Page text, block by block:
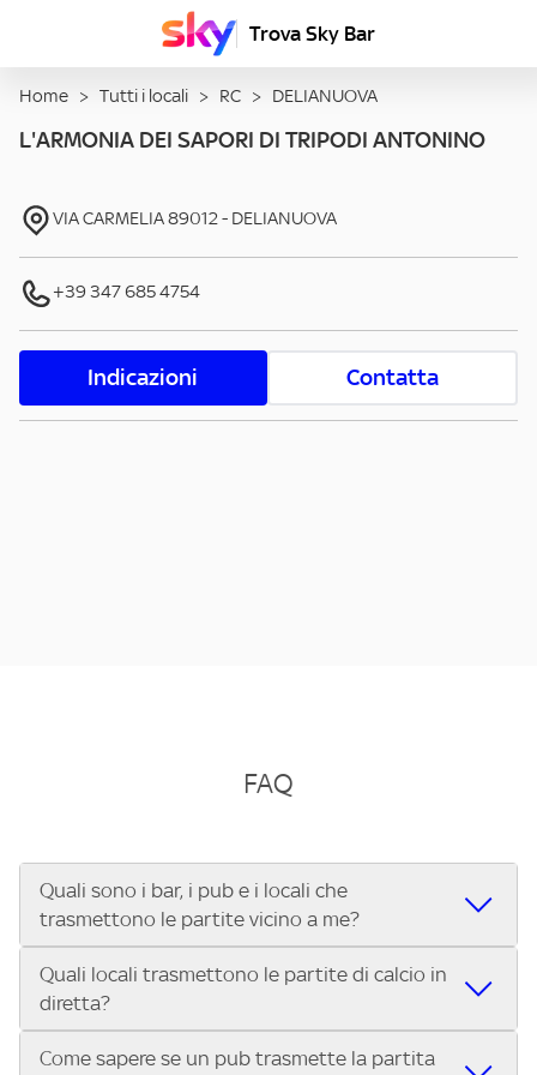
Trova Sky Bar
Home > Tutti i locali > RC > DELIANUOVA
L'ARMONIA DEI SAPORI DI TRIPODI ANTONINO
VIA CARMELIA89012- DELIANUOVA
+39 347 685 4754
Indicazioni Contatta
FAQ
Quali sono i bar, i pub e i locali che
trasmettono le partite vicino a me?
Se cerchi un bar, pub, ristorante o locale vicino a te per
vedere le partite di Serie A ENILIVE, la Serie C Sky Wifi, la
UEFA Champions League, la UEFA Europa League, la UEFA
Conference League, il Tennis, la Formula 1®, la MotoGP™ e
Quali locali trasmettono le partite di calcio in
diretta?
Vuoi sapere quali bar, pub o ristoranti mostrano le partite
Come sapere se un pub trasmette la partita